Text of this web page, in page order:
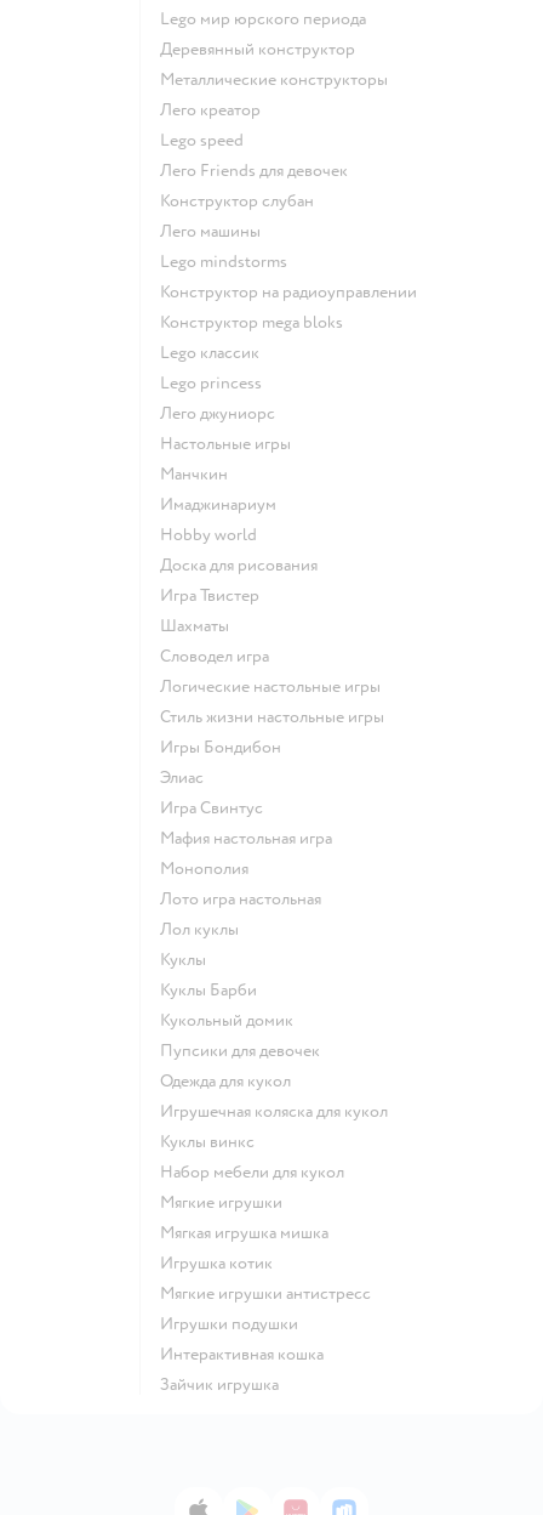
Lego мир юрского периода
Деревянный конструктор
Металлические конструкторы
Лего креатор
Lego speed
Лего Friends для девочек
Конструктор слубан
Лего машины
Lego mindstorms
Конструктор на радиоуправлении
Конструктор mega bloks
Lego классик
Lego princess
Лего джуниорс
Настольные игры
Манчкин
Имаджинариум
Hobby world
Доска для рисования
Игра Твистер
Шахматы
Словодел игра
Логические настольные игры
Стиль жизни настольные игры
Игры Бондибон
Элиас
Игра Свинтус
Мафия настольная игра
Монополия
Лото игра настольная
Лол куклы
Куклы
Куклы Барби
Кукольный домик
Пупсики для девочек
Одежда для кукол
Игрушечная коляска для кукол
Куклы винкс
Набор мебели для кукол
Мягкие игрушки
Мягкая игрушка мишка
Игрушка котик
Мягкие игрушки антистресс
Игрушки подушки
Интерактивная кошка
Зайчик игрушка